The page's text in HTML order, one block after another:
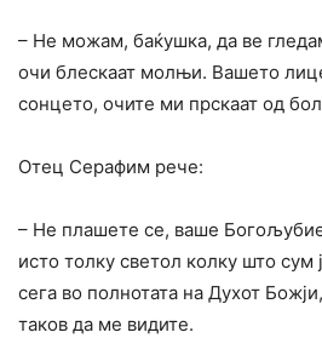
– He можам, баќушка, да ве
очи блескаат молњи. Вашето
сонцето, очите ми прскаат од
Отец Серафим рече:
– He плашете се, ваше
исто толку светол колку што сум
сега во полнотата на Духот
таков да ме видите.